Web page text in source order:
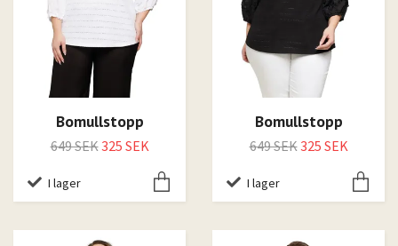
Bomullstopp
649 SEK325 SEK
I lager
Bomullstopp
649 SEK325 SEK
I lager